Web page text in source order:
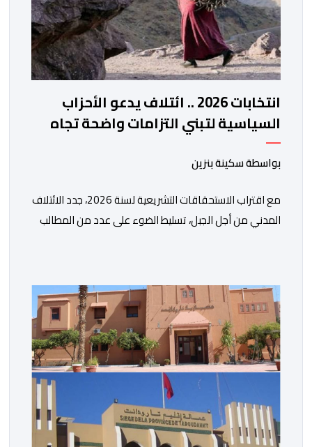
انتخابات 2026 .. ائتلاف يدعو الأحزاب
السياسية لتبني التزامات واضحة تجاه
المناطق الجبلية
بواسطة سكينة بنزين
مع اقتراب الاستحقاقات التشريعية لسنة 2026، جدد الائتلاف
المدني من أجل الجبل، تسليط الضوء على عدد من المطالب
ادراج 10 التزامات ضمن برامجها الانتخابية المنتظرة، في إطار
تعاقد سياسي مع المناطق الجبلية والانتقال من الوعود
الانتخابية إلى التزامات عملية […]